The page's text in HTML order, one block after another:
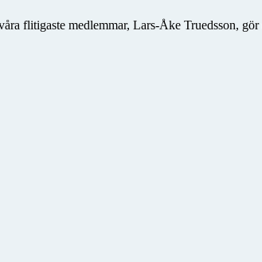
flitigaste medlemmar, Lars-Åke Truedsson,